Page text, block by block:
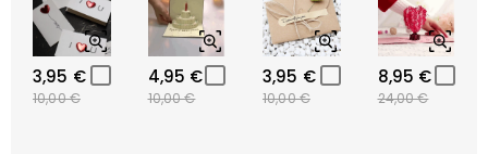
3,95 €
10,00 €
4,95 €
10,00 €
3,95 €
10,00 €
8,95 €
24,00 €